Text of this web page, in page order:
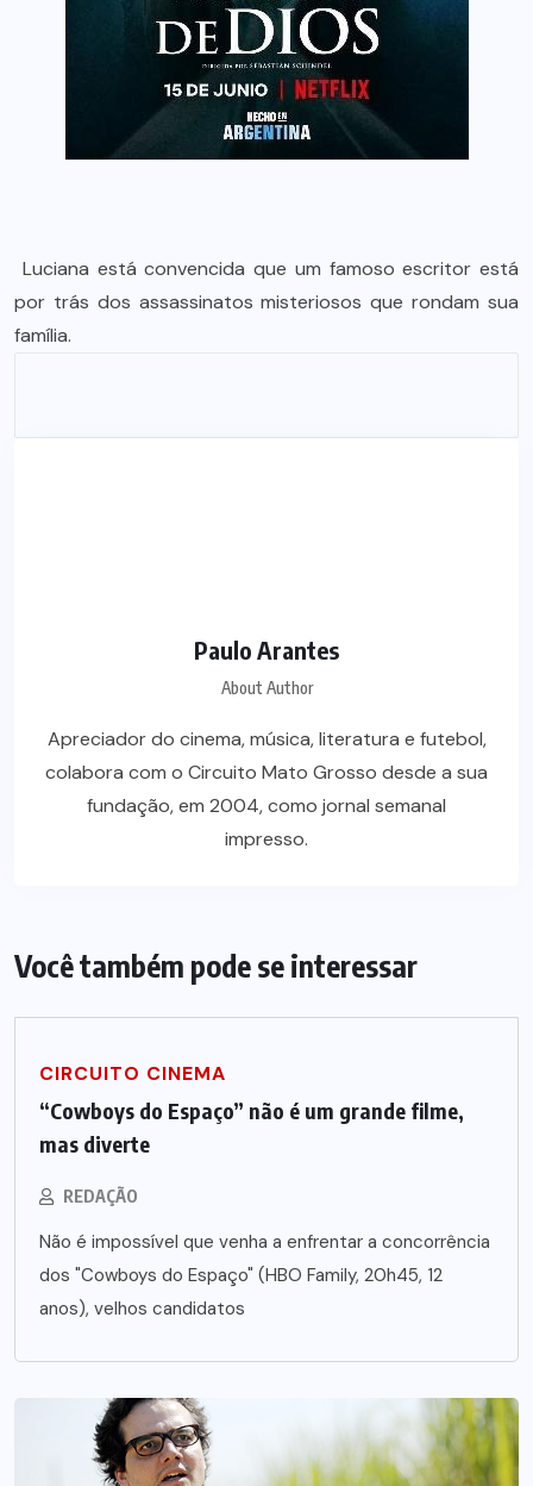
Luciana está convencida que um famoso escritor está
por trás dos assassinatos misteriosos que rondam sua
família.
Paulo Arantes
About Author
Apreciador do cinema, música, literatura e futebol,
colabora com o Circuito Mato Grosso desde a sua
fundação, em 2004, como jornal semanal
impresso.
Você também pode se interessar
CIRCUITO CINEMA
“Cowboys do Espaço” não é um grande filme,
mas diverte
REDAÇÃO
Não é impossível que venha a enfrentar a concorrência
dos "Cowboys do Espaço" (HBO Family, 20h45, 12
anos), velhos candidatos